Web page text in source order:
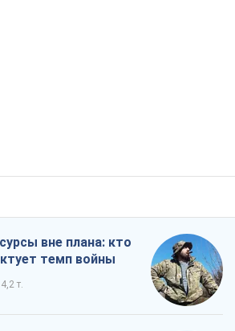
вне плана: кто
темп войны
4,2 т.